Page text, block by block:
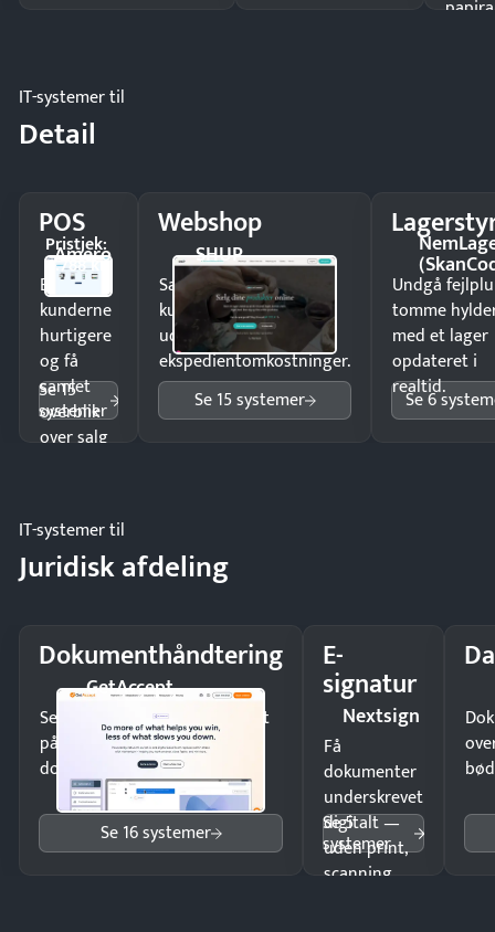
IT-systemer til
Detail
POS
Amero
Pristjek:
4.788 kr
Ekspedér
kunderne
hurtigere
og få
samlet
overblik
over salg
Se 15
systemer
Webshop
SHUP
Sælg produkter 24/7 til
kunder i hele landet
uden
ekspedientomkostninger.
Se 15 systemer
Undgå
tomme
med et lager
opdateret i
realtid.
Se 6
IT-systemer til
Juridisk afdeling
Dokumenthåndtering
GetAccept
Send kontrakter til underskrift
på minutter og mist ingen
dokumenter.
Se 16 systemer
E-
signatur
Nextsign
Få
dokumenter
underskrevet
digitalt —
uden print,
scanning
Se 5
systemer